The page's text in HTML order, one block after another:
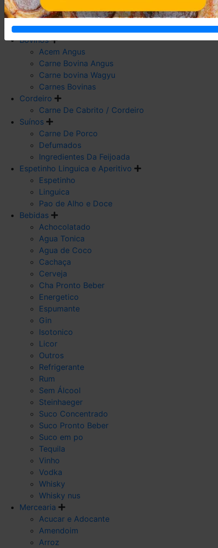
Carne De Frango
Carne De Galeto
Codorna
Bovinos
Acem Angus
Carne Bovina Angus
Carne bovina Wagyu
Carnes Bovinas
Cordeiro
Carne De Cabrito / Cordeiro
Suínos
Carne De Porco
Defumados
Ingredientes Da Feijoada
Espetinho Linguica e Aperitivo
Espetinho
Linguica
Pao de Alho e Doce
Bebidas
Achocolatado
Agua Tonica
Agua de Coco
Cachaça
Cerveja
Cha Pronto Beber
Energetico
Espumante
Gin
Isotonico
Licor
Outros
Refrigerante
Rum
Sem Álcool
Steinhaeger
Suco Concentrado
Suco Pronto Beber
Suco em po
Tequila
Vinho
Vodka
Whisky
Whisky nus
Mercearia
Acucar e Adocante
Amendoim
Arroz